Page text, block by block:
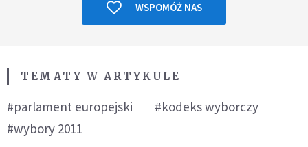
WSPOMÓŻ NAS
TEMATY W ARTYKULE
#parlament europejski
#kodeks wyborczy
#wybory 2011